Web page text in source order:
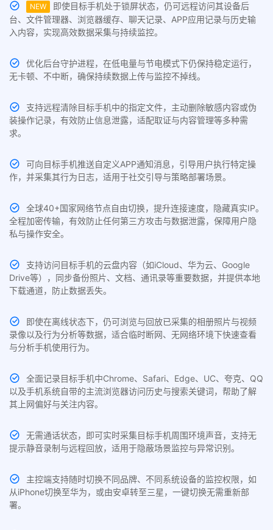
NEW
即使目标手机处于锁屏状态，仍可远程访问其设备后
台、文件管理器、浏览器缓存、聊天记录、APP应用记录与历史输
入内容，实现高效数据采集与持续监控。
优化后台守护进程，在低电量与节电模式下仍保持稳定运行，
无卡顿、不中断，确保持续数据上传与监控不掉线。
支持远程清除目标手机中的指定文件，主动删除敏感内容或伪
装操作记录，有效防止信息泄露，适配取证与内容管理等多种需
求。
可向目标手机推送自定义APP通知消息，引导用户执行特定操
作，并采集其行为日志，适用于社交引导与策略部署场景。
全球40+国家网络节点自由切换，提升连接速度，隐藏真实IP。
全程加密传输，有效防止任何第三方攻击与数据泄露，保障用户隐
私与操作安全。
支持访问目标手机的云盘内容（如iCloud、华为云、Google
Drive等），同步备份照片、文档、通讯录等重要数据，并提供本地
下载通道，防止数据丢失。
即使在离线状态下，仍可浏览与回放已采集的相册照片与视频
录像以及行为分析等数据，适合临时断网、无网络环境下快速查看
与分析手机使用行为。
全面记录目标手机中Chrome、Safari、Edge、UC、夸克、QQ
以及手机系统自带的主流浏览器访问历史与搜索关键词，帮助了解
其上网偏好与关注内容。
无需通话状态，即可实时采集目标手机周围环境声音，支持无
提示静音录制与远程回放，适用于隐蔽场景监控与异常识别。
主控端支持随时切换不同品牌、不同系统设备的监控权限，如
从iPhone切换至华为，或由安卓转至三星，一键切换无需重新部
署。